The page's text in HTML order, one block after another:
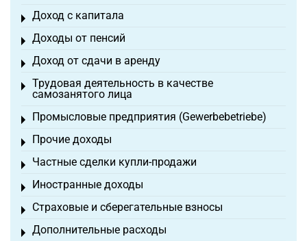
Доход с капитала
Toggle menu
Доходы от пенсий
Toggle menu
Доход от сдачи в аренду
Toggle menu
Трудовая деятельность в качестве
самозанятого лица
Toggle menu
Промысловые предприятия (Gewerbebetriebe)
Toggle menu
Прочие доходы
Toggle menu
Частные сделки купли-продажи
Toggle menu
Иностранные доходы
Toggle menu
Страховые и сберегательные взносы
Toggle menu
Дополнительные расходы
Toggle menu